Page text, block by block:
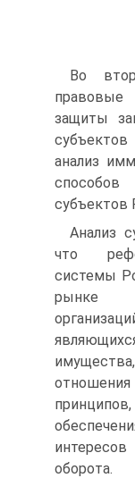
Во
правовые
защиты
анализ
субъектов
Анализ
что
системы
рынке
оборота.